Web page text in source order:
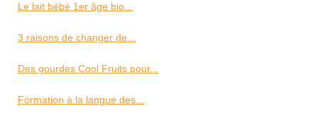
Le lait bébé 1er âge bio...
3 raisons de changer de...
Des gourdes Cool Fruits pour...
Formation à la langue des...